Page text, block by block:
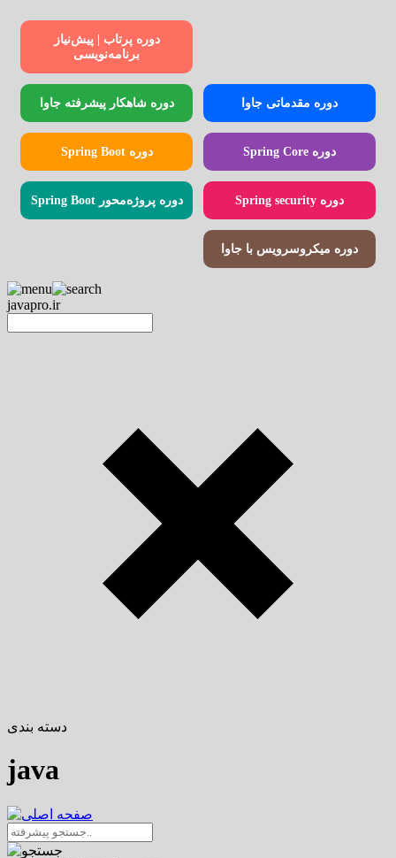
دوره پرتاب | پیش‌نیاز
برنامه‌نویسی
دوره مقدماتی جاوا دوره شاهکار پیشرفته جاوا
دوره Spring Core دوره Spring Boot
دوره Spring security دوره پروژه‌محور Spring Boot
دوره میکروسرویس با جاوا
javapro.ir
دسته بندی
java